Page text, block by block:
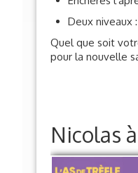
Deux niveaux
Quel que soit
pour la nouvelle
Nicolas